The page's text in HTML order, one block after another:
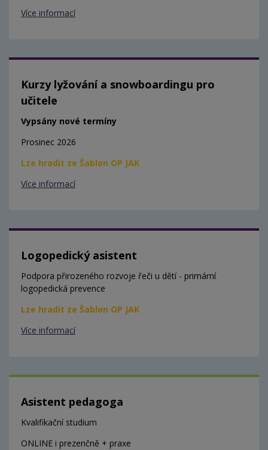
Více informací
Kurzy lyžování a snowboardingu pro
učitele
Vypsány nové termíny
Prosinec 2026
Lze hradit ze Šablon OP JAK
Více informací
Logopedický asistent
Podpora přirozeného rozvoje řeči u dětí - primární
logopedická prevence
Lze hradit ze Šablon OP JAK
Více informací
Asistent pedagoga
Kvalifikační studium
ONLINE i prezenčně + praxe